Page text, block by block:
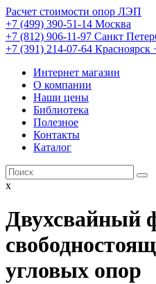
Расчет стоимости опор ЛЭП
+7 (499) 390-51-14 Москва
+7 (812) 906-11-97 Санкт
+7 (391) 214-07-64 Красноярск
Интернет магазин
О компании
Наши цены
Библиотека
Полезное
Контакты
Каталог
x
Двухсвайный
угловых опор